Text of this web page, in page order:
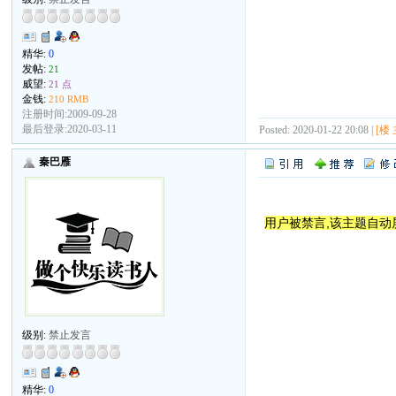
精华:0
发帖:21
威望:21 点
金钱:210 RMB
注册时间:2009-09-28
最后登录:2020-03-11
Posted: 2020-01-22 20:08 |[楼
秦巴雁
级别:禁止发言
精华:0
用户被禁言,该主题自动